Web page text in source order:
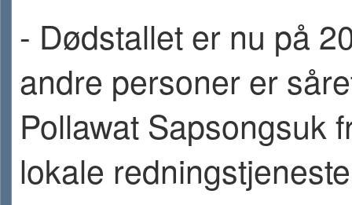
- Dødstallet er nu på
andre personer er
Pollawat Sapsongsuk
lokale